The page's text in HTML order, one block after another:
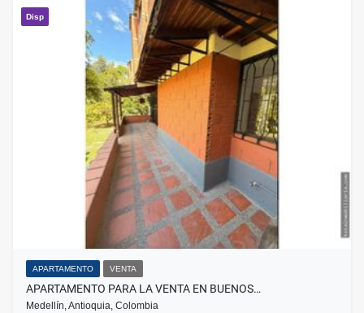
Disp
APARTAMENTO VENTA
APARTAMENTO PARA LA VENTA EN BUENOS…
Medellín, Antioquia, Colombia